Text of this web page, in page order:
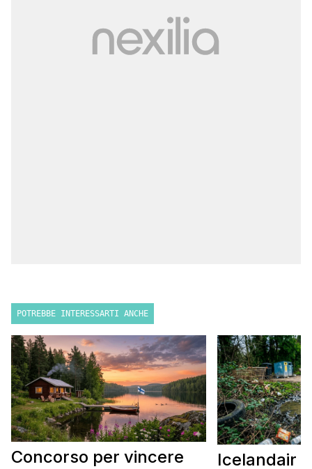
POTREBBE INTERESSARTI ANCHE
Concorso per vincere
Icelandair